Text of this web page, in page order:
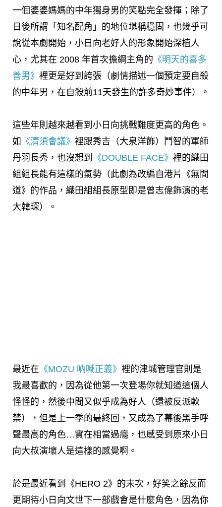
一個婆婆媽媽的中年獨身男的笑點完全發揮；除了
日後所謂「知名配角」的地位堪稱穩固，也幾乎可
說從本劇開始，小日向老好人的形象開始深植人
心，尤其在 2008 年首次擔綱主角的 《明天的喜多
善男》 裡更是好到誇張（劇情描述一個預定要自殺
的中年男，在自殺前11天發生的許多奇妙事件）。
這些年則越來越看到小日向挑戰難度更高的角色。
如 《清須會議》 裡跟秀吉（大泉洋飾）鬥智的軍師
丹羽長秀，也沒想到
《DOUBLE FACE》 裡的織田
組組長能有這樣的氣勢（此劇為改編自港片《無間
道》的作品，織田組組長原型即是曾志偉飾演的老
大韓琛）。
最近在 《MOZU 吶喊正義》 裡的津城管理官則是
我最喜歡的，因為從他第一次登場你就知道這個人
怪怪的，然後中間又似乎成為好人（還被反派軟
禁），但是上一季的最終回，又成為了幕後黑手呼
聲最高的角色…實在相當過癮，也感受到原來小日
向大叔演壞人是這樣的感覺啊。
於是最近看到《HERO 2》的末次，好笑之餘反而
更期待小日向文世下一部戲會是什麼角色，因為你